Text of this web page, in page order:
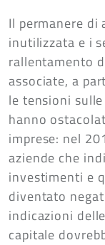
Il permanere di
inutilizzata e i
rallentamento
associate, a
le tensioni
hanno
imprese: nel
aziende che
investimenti e
diventato
indicazioni
capitale